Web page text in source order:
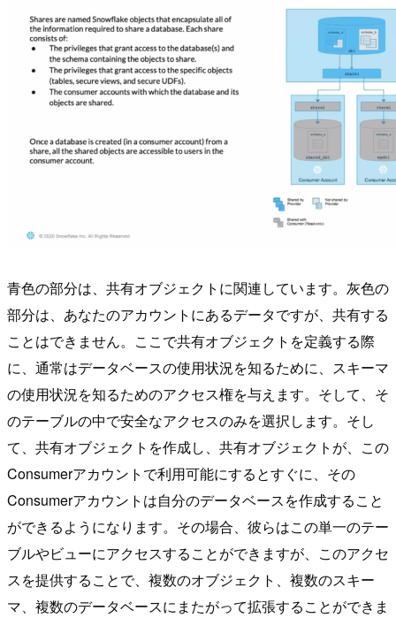
青色の部分は、共有オブジェクトに関連しています。灰色の
部分は、あなたのアカウントにあるデータですが、共有する
ことはできません。ここで共有オブジェクトを定義する際
に、通常はデータベースの使用状況を知るために、スキーマ
の使用状況を知るためのアクセス権を与えます。そして、そ
のテーブルの中で安全なアクセスのみを選択します。そし
て、共有オブジェクトを作成し、共有オブジェクトが、この
Consumerアカウントで利用可能にするとすぐに、その
Consumerアカウントは自分のデータベースを作成すること
ができるようになります。その場合、彼らはこの単一のテー
ブルやビューにアクセスすることができますが、このアクセ
スを提供することで、複数のオブジェクト、複数のスキー
マ、複数のデータベースにまたがって拡張することができま